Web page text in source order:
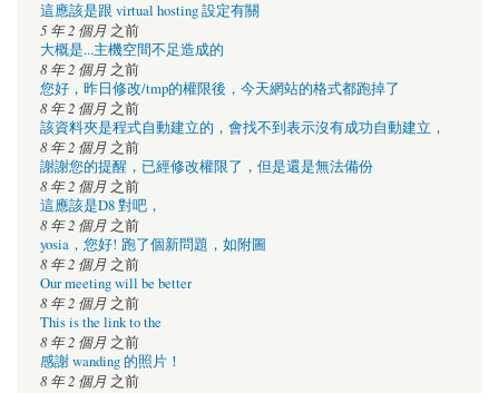
這應該是跟 virtual hosting 設定有關
5 年 2 個月 之前
大概是...主機空間不足造成的
8 年 2 個月 之前
您好，昨日修改/tmp的權限後，今天網站的格式都跑掉了
8 年 2 個月 之前
該資料夾是程式自動建立的，會找不到表示沒有成功自動建立，
8 年 2 個月 之前
謝謝您的提醒，已經修改權限了，但是還是無法備份
8 年 2 個月 之前
這應該是D8 對吧，
8 年 2 個月 之前
yosia，您好! 跑了個新問題，如附圖
8 年 2 個月 之前
Our meeting will be better
8 年 2 個月 之前
This is the link to the
8 年 2 個月 之前
感謝 wanding 的照片！
8 年 2 個月 之前